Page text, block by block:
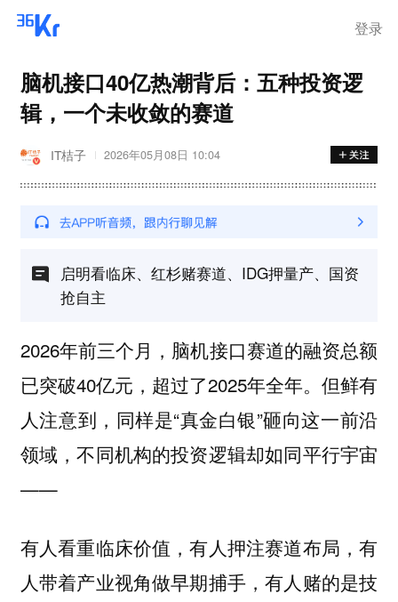
登录
脑机接口40亿热潮背后：五种投资逻
辑，一个未收敛的赛道
IT桔子 2026年05月08日 10:04
启明看临床、红杉赌赛道、IDG押量产、国资
抢自主
2026年前三个月，脑机接口赛道的融资总额
已突破40亿元，超过了2025年全年。但鲜有
人注意到，同样是“真金白银”砸向这一前沿
领域，不同机构的投资逻辑却如同平行宇宙
——
有人看重临床价值，有人押注赛道布局，有
人带着产业视角做早期捕手，有人赌的是技